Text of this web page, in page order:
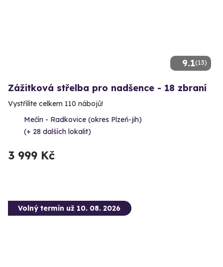
9.1(13)
Zážitková střelba pro nadšence - 18 zbraní
Vystřílíte celkem 110 nábojů!
Mečín - Radkovice (okres Plzeň-jih)
(+ 28 dalších lokalit)
3 999 Kč
Volný termín už 10. 08. 2026